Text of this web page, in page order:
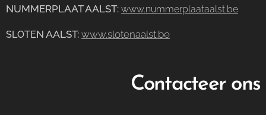
NUMMERPLAAT AALST: www.nummerplaataalst.be
SLOTEN AALST: www.slotenaalst.be
Contacteer ons